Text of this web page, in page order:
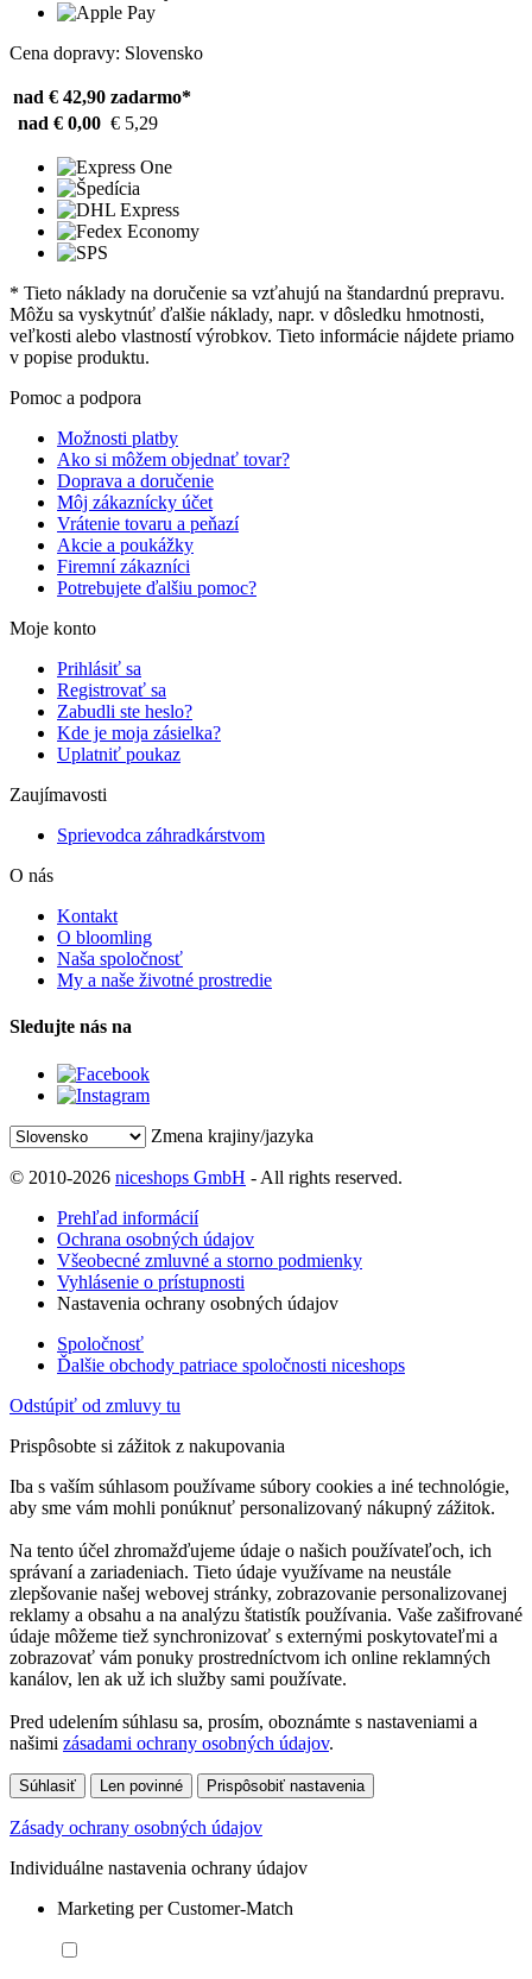
Cena dopravy: Slovensko
nad € 42,90 zadarmo*
nad € 0,00 € 5,29
* Tieto náklady na doručenie sa vzťahujú na štandardnú prepravu.
Môžu sa vyskytnúť ďalšie náklady, napr. v dôsledku hmotnosti,
veľkosti alebo vlastností výrobkov. Tieto informácie nájdete priamo
v popise produktu.
Pomoc a podpora
Možnosti platby
Ako si môžem objednať tovar?
Doprava a doručenie
Môj zákaznícky účet
Vrátenie tovaru a peňazí
Akcie a poukážky
Firemní zákazníci
Potrebujete ďalšiu pomoc?
Moje konto
Prihlásiť sa
Registrovať sa
Zabudli ste heslo?
Kde je moja zásielka?
Uplatniť poukaz
Zaujímavosti
Sprievodca záhradkárstvom
O nás
Kontakt
O bloomling
Naša spoločnosť
My a naše životné prostredie
Sledujte nás na
Zmena krajiny/jazyka
© 2010-2026 niceshops GmbH - All rights reserved.
Prehľad informácií
Ochrana osobných údajov
Všeobecné zmluvné a storno podmienky
Vyhlásenie o prístupnosti
Nastavenia ochrany osobných údajov
Spoločnosť
Ďalšie obchody patriace spoločnosti niceshops
Odstúpiť od zmluvy tu
Prispôsobte si zážitok z nakupovania
Iba s vaším súhlasom používame súbory cookies a iné technológie,
aby sme vám mohli ponúknuť personalizovaný nákupný zážitok.
Na tento účel zhromažďujeme údaje o našich používateľoch, ich
správaní a zariadeniach. Tieto údaje využívame na neustále
zlepšovanie našej webovej stránky, zobrazovanie personalizovanej
reklamy a obsahu a na analýzu štatistík používania. Vaše zašifrované
údaje môžeme tiež synchronizovať s externými poskytovateľmi a
zobrazovať vám ponuky prostredníctvom ich online reklamných
kanálov, len ak už ich služby sami používate.
Pred udelením súhlasu sa, prosím, oboznámte s nastaveniami a
našimi zásadami ochrany osobných údajov.
Súhlasiť Len povinné Prispôsobiť nastavenia
Zásady ochrany osobných údajov
Individuálne nastavenia ochrany údajov
Marketing per Customer-Match